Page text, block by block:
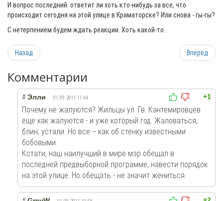
И вопрос последний: ответит ли хоть кто-нибудь за все, что
происходит сегодня на этой улице в Краматорске? Или снова - гы-гы?
С нетерпением будем ждать реакции. Хоть какой-то.
Назад Вперёд
Комментарии
+1
# Элли 01.09.2011 11:44
Почему не жалуются? Жильцы ул. Гв. Кантемировцев
еще как жалуются - и уже который год. Жаловаться,
блин, устали. Но все -- как об стенку известными
бобовыми.
Кстати, наш наилучший в мире мэр обещал в
последней предвыборной программе, навести порядок
на этой улице. Но обещать - не значит жениться